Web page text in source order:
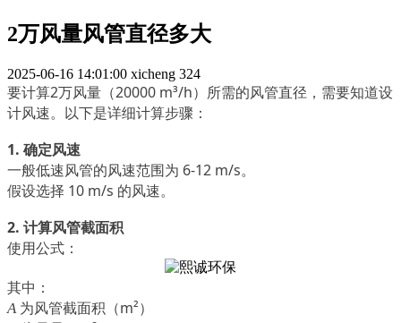
2万风量风管直径多大
2025-06-16 14:01:00 xicheng 324
要计算2万风量（20000 m³/h）所需的风管直径，需要知道设
计风速。以下是详细计算步骤：
1. 确定风速
一般低速风管的风速范围为 6-12 m/s。
假设选择 10 m/s 的风速。
2. 计算风管截面积
使用公式：
其中：
A为风管截面积（m²）